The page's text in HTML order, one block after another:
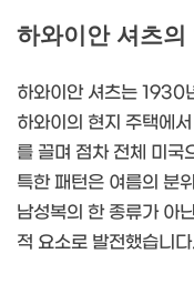
하와이안 셔츠
하와이안 셔츠는 1930
하와이의 현지 주택에
를 끌며 점차 전체 미국
특한 패턴은 여름의 분
남성복의 한 종류가 아
적 요소로 발전했습니다.